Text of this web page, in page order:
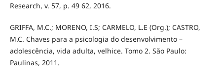
Research, v. 57, p. 49 62, 2016.
GRIFFA, M.C.; MORENO, I.S; CARMELO, L.E (Org.); CASTRO,
M.C. Chaves para a psicologia do desenvolvimento –
adolescência, vida adulta, velhice. Tomo 2. São Paulo:
Paulinas, 2011.